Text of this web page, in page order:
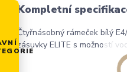
Kompletní
Čtyřnásobný rámeček bílý
zásuvky ELITE s možností